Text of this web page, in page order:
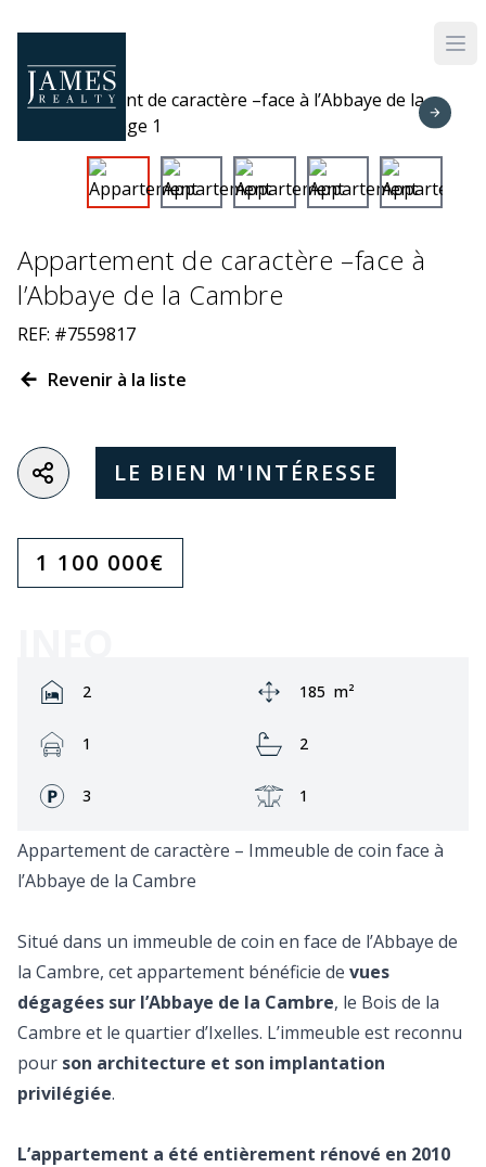
Appartement de caractère –face à
l’Abbaye de la Cambre
REF: #7559817
Revenir à la liste
LE BIEN M'INTÉRESSE
1 100 000€
Rooms:
2 Zone:
185 m²
Garage:
1 Bathrooms:
2
Façades:
3 Terrasse:
1
Appartement de caractère – Immeuble de coin face à
l’Abbaye de la Cambre
Situé dans un immeuble de coin en face de l’Abbaye de
la Cambre, cet appartement bénéficie de vues
dégagées sur l’Abbaye de la Cambre, le Bois de la
Cambre et le quartier d’Ixelles. L’immeuble est reconnu
pour son architecture et son implantation
privilégiée.
L’appartement a été entièrement rénové en 2010